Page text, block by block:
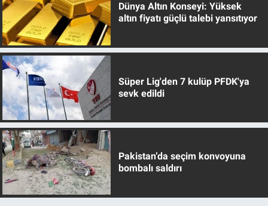
Dünya Altın Konseyi: Yüksek
altın fiyatı güçlü talebi yansıtıyor
Süper Lig'den 7 kulüp PFDK'ya
sevk edildi
Pakistan’da seçim konvoyuna
bombalı saldırı